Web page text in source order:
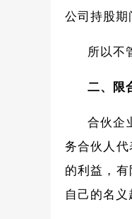
公司持股期
所以不
二、限
合伙企
务合伙人
的利益，
自己的名